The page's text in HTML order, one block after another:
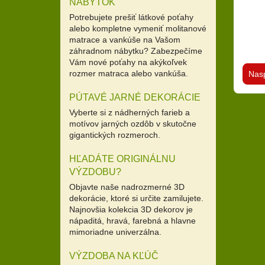
Potrebujete prešiť látkové poťahy
alebo kompletne vymeniť molitanové
matrace a vankúše na Vašom
záhradnom nábytku? Zabezpečíme
Vám nové poťahy na akýkoľvek
rozmer matraca alebo vankúša.
PÚTAVÉ JARNÉ DEKORÁCIE
Vyberte si z nádherných farieb a
motívov jarných ozdôb v skutočne
gigantických rozmeroch.
HĽADÁTE ORIGINÁLNU
VÝZDOBU?
Objavte naše nadrozmerné 3D
dekorácie, ktoré si určite zamilujete.
Najnovšia kolekcia 3D dekorov je
nápaditá, hravá, farebná a hlavne
mimoriadne univerzálna.
VÝZDOBA NA KĽÚČ